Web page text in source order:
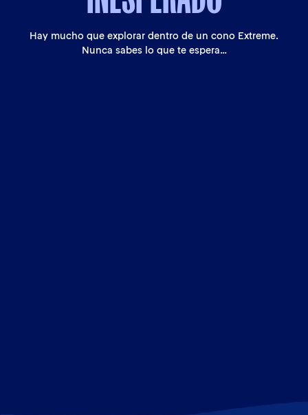
Hay mucho que explorar dentro de un cono Extreme.
Nunca sabes lo que te espera…